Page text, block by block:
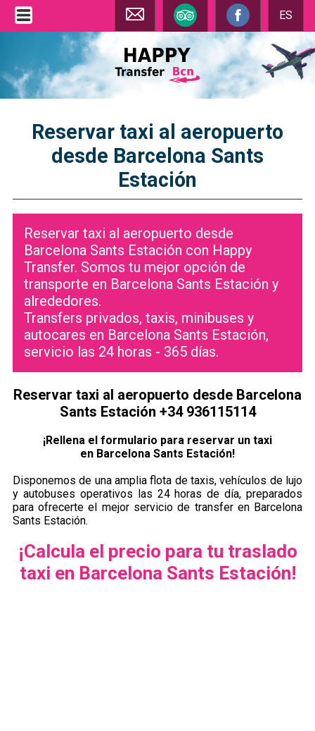
ES
Reservar taxi al aeropuerto
desde Barcelona Sants
Estación
Reservar taxi al aeropuerto desde
Barcelona Sants Estación con Happy
Transfer. Somos tu mejor opción de
transporte en Barcelona Sants Estación y
alrededores.
Transfers privados, taxis, minibuses y
autocares en Barcelona Sants Estación,
servicio las 24 horas - 365 días.
Reservar taxi al aeropuerto desde Barcelona
Sants Estación +34 936115114
¡Rellena el formulario para reservar un taxi
en Barcelona Sants Estación!
Disponemos de una amplia flota de taxis, vehículos de lujo
y autobuses operativos las 24 horas de día, preparados
para ofrecerte el mejor servicio de transfer en Barcelona
Sants Estación.
¡Calcula el precio para tu traslado
taxi en Barcelona Sants Estación!